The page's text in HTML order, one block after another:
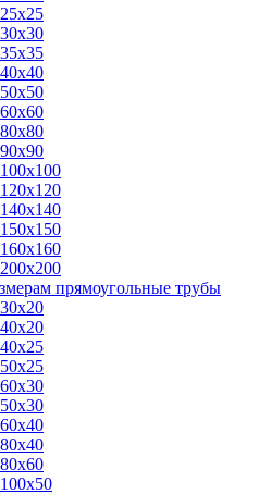
25х25
30х30
35х35
40х40
50х50
60х60
80х80
90х90
100х100
120х120
140х140
150х150
160х160
200х200
прямоугольные трубы
30х20
40х20
40х25
50х25
60х30
50х30
60х40
80х40
80х60
100х50